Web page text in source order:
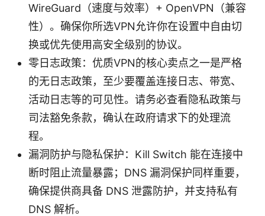
WireGuard（速度与效率）+ OpenVPN（兼容
性）。确保你所选VPN允许你在设置中自由切
换或优先使用高安全级别的协议。
零日志政策：优质VPN的核心卖点之一是严格
的无日志政策，至少要覆盖连接日志、带宽、
活动日志等的可见性。请务必查看隐私政策与
司法豁免条款，确认在政府请求下的处理流
程。
漏洞防护与隐私保护：Kill Switch 能在连接中
断时阻止流量暴露；DNS 漏洞保护同样重要，
确保提供商具备 DNS 泄露防护，并支持私有
DNS 解析。